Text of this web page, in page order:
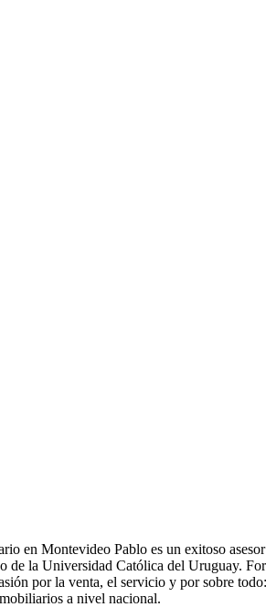
en Montevideo Pablo es un exitoso
de la Universidad Católica del Uruguay.
por la venta, el servicio y por sobre
a nivel nacional.